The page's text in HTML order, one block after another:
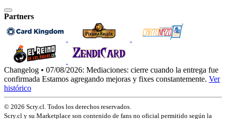
Partners
Changelog • 07/08/2026: Mediaciones: cierre cuando la entrega fue
confirmada Estamos agregando mejoras y fixes constantemente. Ver
histórico
© 2026 Scry.cl. Todos los derechos reservados.
Scry.cl y su Marketplace son contenido de fans no oficial permitido según la